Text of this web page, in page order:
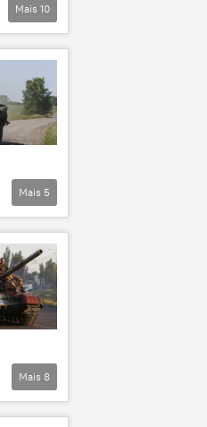
Mais 10
Mais 5
Mais 8